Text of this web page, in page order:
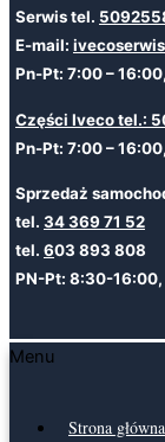
Serwis tel.
E-mail:
Pn-Pt: 7:00 –
Części Iveco tel.:
Pn-Pt: 7:00 –
Sprzedaż
tel. 34 369 71 52
tel. 603 893 808
PN-Pt: 8:30-
Menu
Strona główna